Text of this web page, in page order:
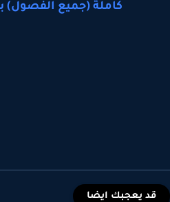
كاملة (جميع الفصول)
قد يعجبك ايضا